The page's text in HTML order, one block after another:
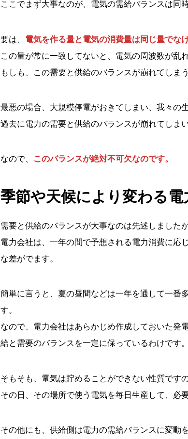
ここでまず大事なのが、電気の需給バランスは同
要は、 電気を作る量と電気の消費量は同じ量でな
この量が常に一致してないと、電気の周波数が乱
もしも、この需要と供給のバランスが崩れてしま
最悪の場合、大規模停電がおきてしまい、我々の
過去に電力の需要と供給のバランスが崩れてしま
なので、 このバランスが絶対不可欠なのです。
季節や天候により変わる
需要と供給のバランスが大事なのは先述しました
電力会社は、一年の間で予想される電力消費に応
な差がでます。
簡単に言うと、夏の昼間などは一年を通して一番
す。
なので、電力会社はあらかじめ作成しておいた発
給と需要のバランスを一定に保っているわけです。
そもそも、電気は貯めることができない性質です
その日、その場所で使う電気を毎日生産して、必
その他にも、供給側は電力の需給バランスに変動